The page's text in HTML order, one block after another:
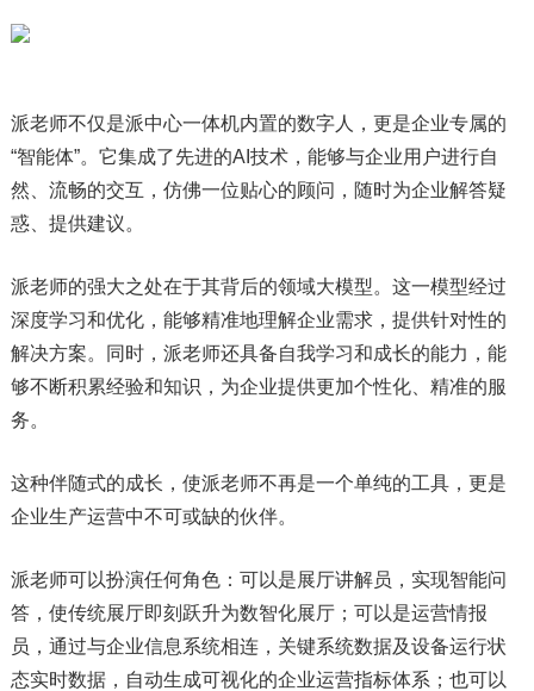
派老师不仅是派中心一体机内置的数字人，更是企业专属的
“智能体”。它集成了先进的AI技术，能够与企业用户进行自
然、流畅的交互，仿佛一位贴心的顾问，随时为企业解答疑
惑、提供建议。
派老师的强大之处在于其背后的领域大模型。这一模型经过
深度学习和优化，能够精准地理解企业需求，提供针对性的
解决方案。同时，派老师还具备自我学习和成长的能力，能
够不断积累经验和知识，为企业提供更加个性化、精准的服
务。
这种伴随式的成长，使派老师不再是一个单纯的工具，更是
企业生产运营中不可或缺的伙伴。
派老师可以扮演任何角色：可以是展厅讲解员，实现智能问
答，使传统展厅即刻跃升为数智化展厅；可以是运营情报
员，通过与企业信息系统相连，关键系统数据及设备运行状
态实时数据，自动生成可视化的企业运营指标体系；也可以